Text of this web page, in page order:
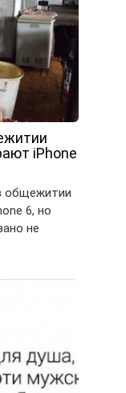
iPhone
общежитии
6, но
не